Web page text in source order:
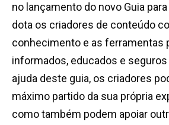
no lançamento do novo Guia
dota os criadores de conteúdo
conhecimento e as ferramentas
informados, educados e seguros
ajuda deste guia, os criadores
máximo partido da sua própria
como também podem apoiar